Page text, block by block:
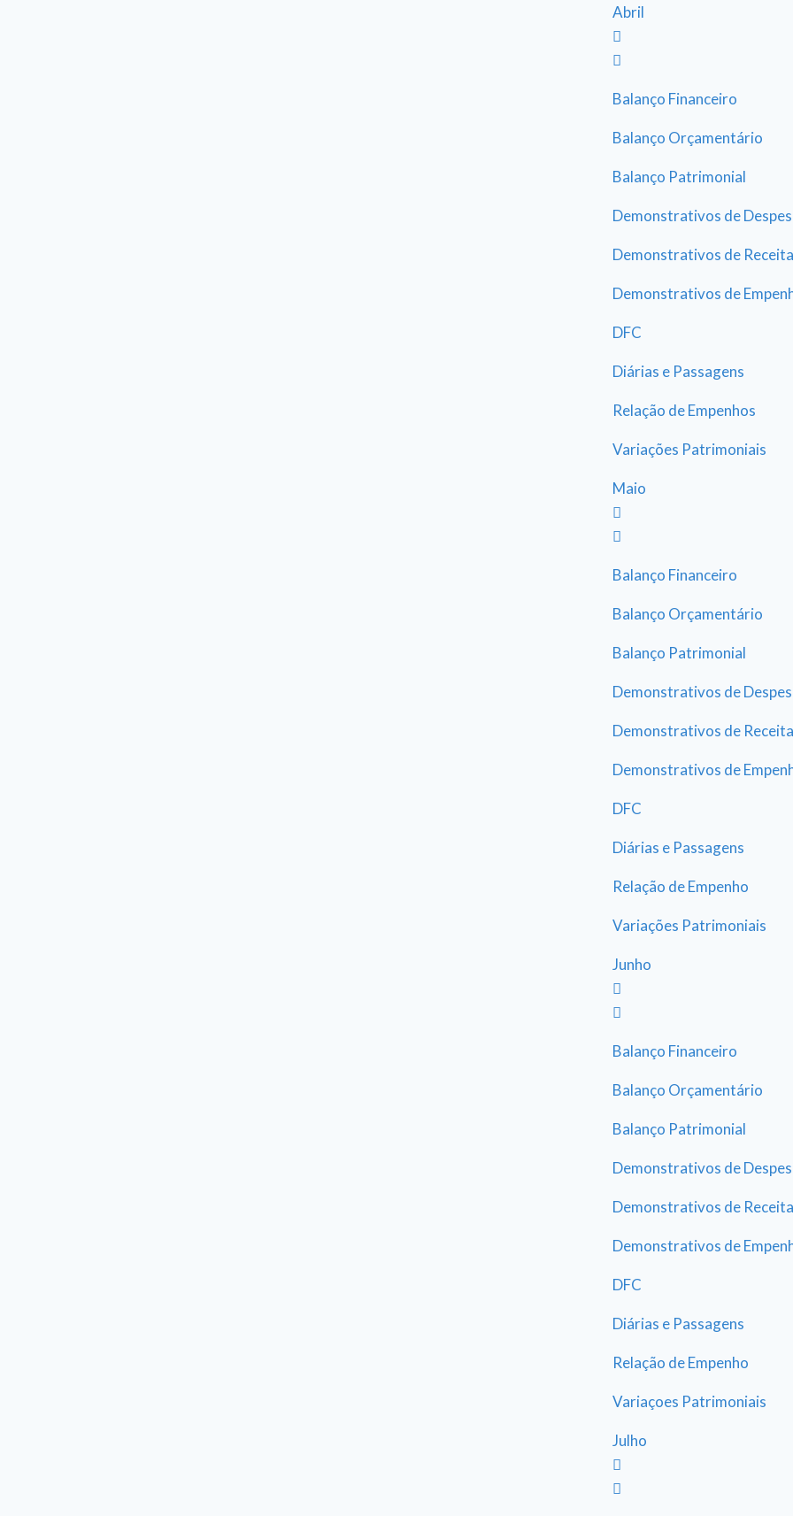
Abril
Balanço Financeiro
Balanço Orçamentário
Balanço Patrimonial
Demonstrativos de
Demonstrativos de
Demonstrativos de
DFC
Diárias e Passagens
Relação de Empenhos
Variações Patrimoniais
Maio
Balanço Financeiro
Balanço Orçamentário
Balanço Patrimonial
Demonstrativos de
Demonstrativos de
Demonstrativos de
DFC
Diárias e Passagens
Relação de Empenho
Variações Patrimoniais
Junho
Balanço Financeiro
Balanço Orçamentário
Balanço Patrimonial
Demonstrativos de
Demonstrativos de
Demonstrativos de
DFC
Diárias e Passagens
Relação de Empenho
Variaçoes Patrimoniais
Julho